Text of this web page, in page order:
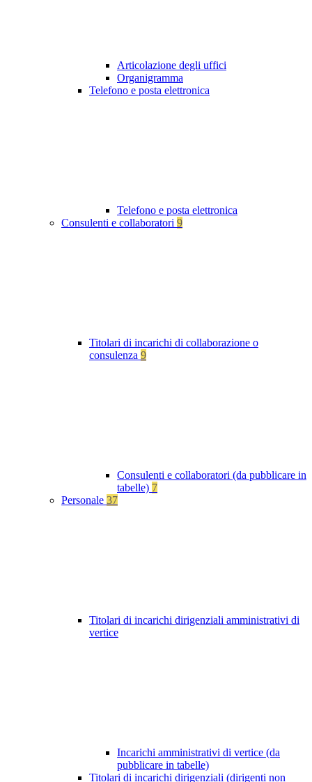
Articolazione degli uffici
Organigramma
Telefono e posta elettronica
Telefono e posta elettronica
Consulenti e collaboratori 9
Titolari di incarichi di collaborazione o
consulenza 9
Consulenti e collaboratori (da pubblicare in
tabelle) 7
Personale 37
Titolari di incarichi dirigenziali amministrativi di
vertice
Incarichi amministrativi di vertice (da
pubblicare in tabelle)
Titolari di incarichi dirigenziali (dirigenti non